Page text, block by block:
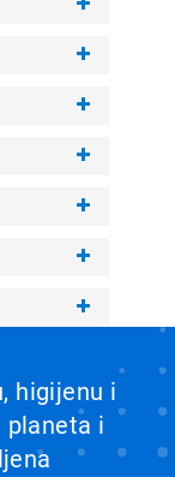
higijenu i
planeta i